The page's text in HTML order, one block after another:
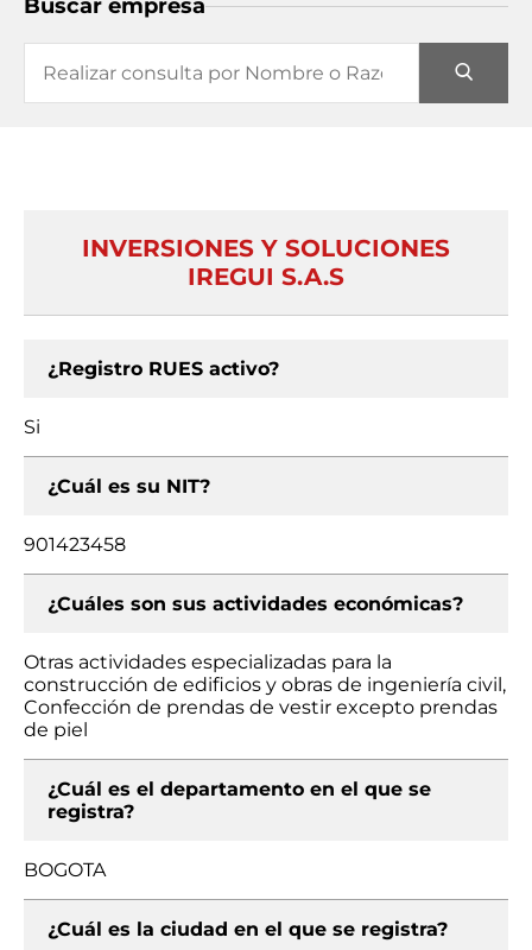
Buscar empresa
INVERSIONES Y SOLUCIONES
IREGUI S.A.S
¿Registro RUES activo?
Si
¿Cuál es su NIT?
901423458
¿Cuáles son sus actividades económicas?
Otras actividades especializadas para la
construcción de edificios y obras de ingeniería civil,
Confección de prendas de vestir excepto prendas
de piel
¿Cuál es el departamento en el que se
registra?
BOGOTA
¿Cuál es la ciudad en el que se registra?